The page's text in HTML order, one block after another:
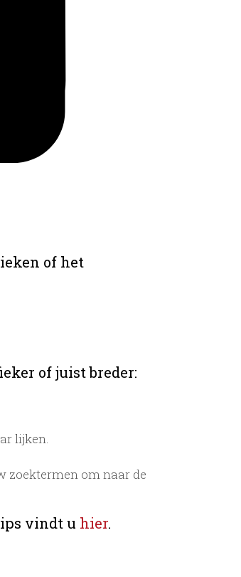
of het
of juist breder:
lijken.
zoektermen om naar de
vindt u hier.